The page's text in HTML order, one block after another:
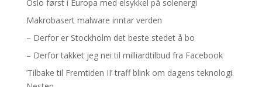
Oslo først i Europa med elsykkel på solenergi
Makrobasert malware inntar verden
– Derfor er Stockholm det beste stedet å bo
– Derfor takket jeg nei til milliardtilbud fra Facebook
’Tilbake til Fremtiden II’ traff blink om dagens teknologi.